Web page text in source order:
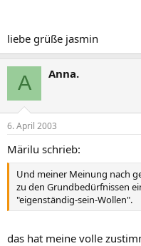
liebe grüße jasmin
A Anna.
6. April 2003
Märilu schrieb:
Und meiner Meinung nach
zu den Grundbedürfnissen
"eigenständig-sein-Wollen".
das hat meine volle